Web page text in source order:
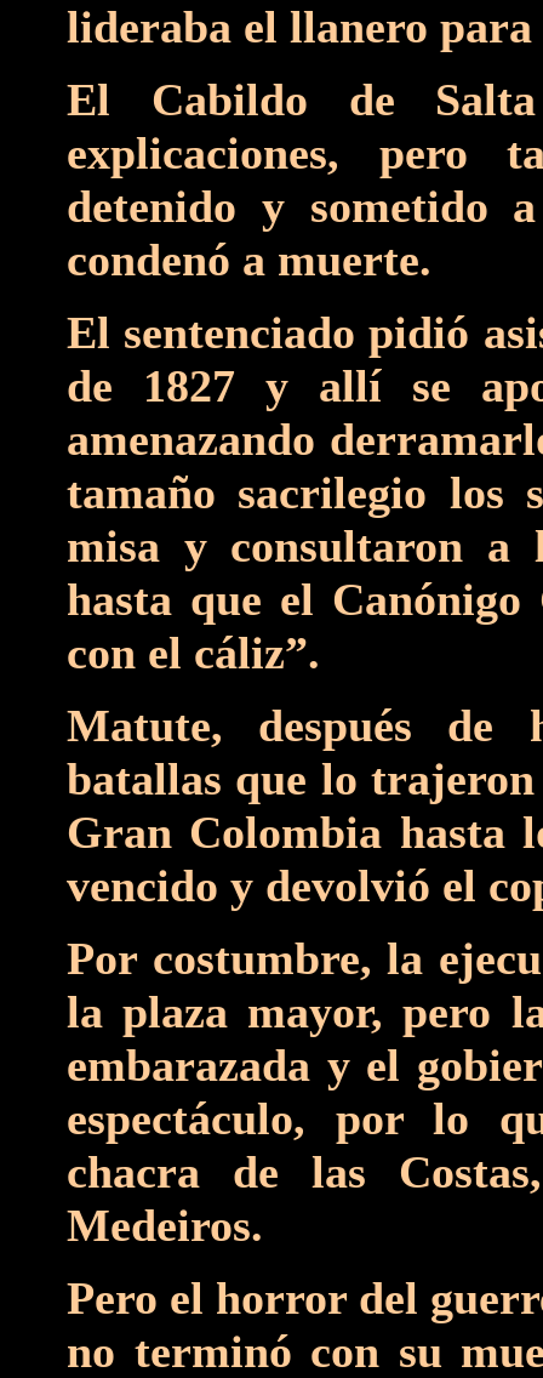
lideraba el llanero
El Cabildo de
explicaciones, pero
detenido y sometido
condenó a muerte.
El sentenciado pidió
de 1827 y allí se
amenazando
tamaño sacrilegio los
misa y consultaron a
hasta que el
con el cáliz”.
Matute, después de
batallas que lo trajeron
Gran Colombia hasta
vencido y devolvió el
Por costumbre, la
la plaza mayor, pero
embarazada y el
espectáculo, por lo
chacra de las
Medeiros.
Pero el horror del
no terminó con su